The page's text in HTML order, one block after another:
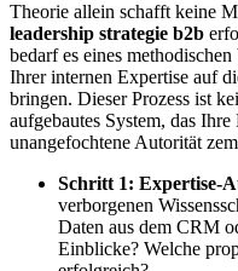
Theorie allein schafft keine
leadership strategie b2b
bedarf es eines
Ihrer internen Expertise auf
bringen. Dieser Prozess ist
aufgebautes System, das
unangefochtene Autorität
Schritt 1: Expertise-
verborgenen
Daten aus dem CRM
Einblicke? Welche